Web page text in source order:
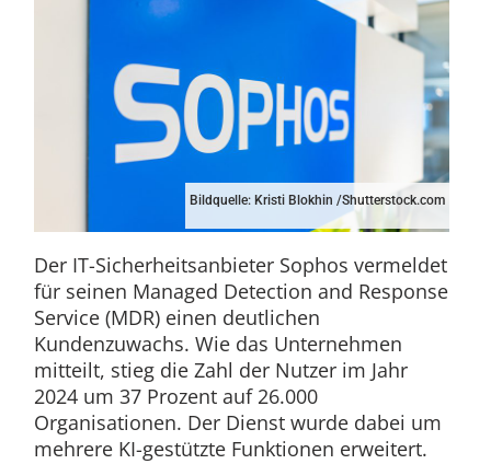
Bildquelle: Kristi Blokhin /Shutterstock.com
Der IT-Sicherheitsanbieter Sophos vermeldet
für seinen Managed Detection and Response
Service (MDR) einen deutlichen
Kundenzuwachs. Wie das Unternehmen
mitteilt, stieg die Zahl der Nutzer im Jahr
2024 um 37 Prozent auf 26.000
Organisationen. Der Dienst wurde dabei um
mehrere KI-gestützte Funktionen erweitert.